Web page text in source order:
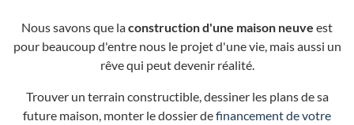
Nous savons que laconstruction d'une maison neuve est
pour beaucoup d'entre nous le projet d'une vie, mais aussi un
rêve qui peut devenir réalité.
Trouver un terrain constructible, dessiner les plans de sa
future maison, monter le dossier definancement de votre